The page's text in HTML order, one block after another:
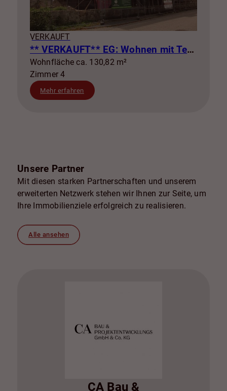
VERKAUFT
** VERKAUFT** EG: Wohnen mit Terrasse & eigenem Garten! WE1
Wohnfläche ca. 130,82 m²
Zimmer 4
Mehr erfahren
Unsere Partner
Mit diesen starken Partnerschaften und unserem
erweiterten Netzwerk stehen wir Ihnen zur Seite, um
Ihre Immobilienziele erfolgreich zu realisieren.
Alle ansehen
CA Bau &